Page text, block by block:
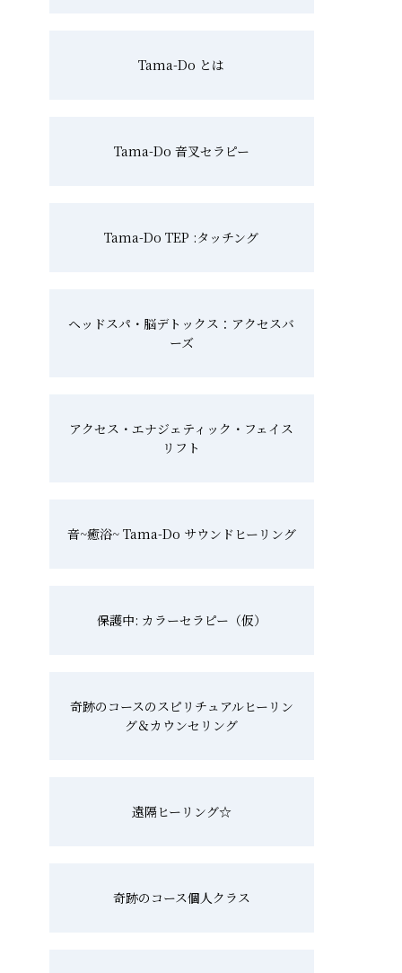
Tama-Do とは
Tama-Do 音叉セラピー
Tama-Do TEP :タッチング
ヘッドスパ・脳デトックス：アクセスバ
ーズ
アクセス・エナジェティック・フェイス
リフト
音~癒浴~ Tama-Do サウンドヒーリング
保護中: カラーセラピー（仮）
奇跡のコースのスピリチュアルヒーリン
グ＆カウンセリング
遠隔ヒーリング☆
奇跡のコース個人クラス